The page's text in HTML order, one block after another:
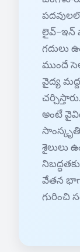
లైవ్-ఇన్
గదులు
ముందే
వైద్య
అంటే
శైలులు
వేతన
గురించి